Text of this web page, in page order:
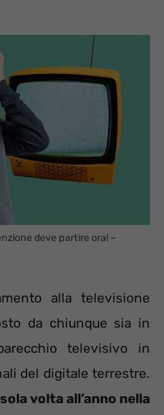
deve partire ora! –
alla televisione
da chiunque sia in
televisivo in
del digitale terrestre.
volta all’anno nella